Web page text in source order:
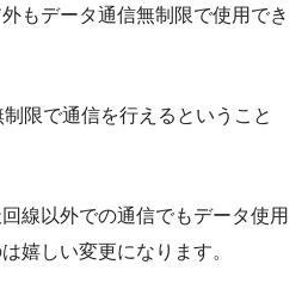
もデータ通信無制限で使用でき
限で通信を行えるということ
線以外での通信でもデータ使用
嬉しい変更になります。